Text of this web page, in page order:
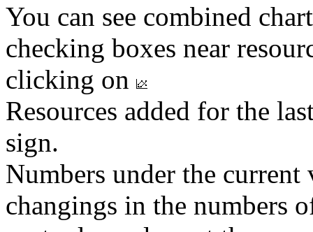
You can see combined
checking boxes near
clicking on
Resources added for the
sign.
Numbers under the
changings in the numbers